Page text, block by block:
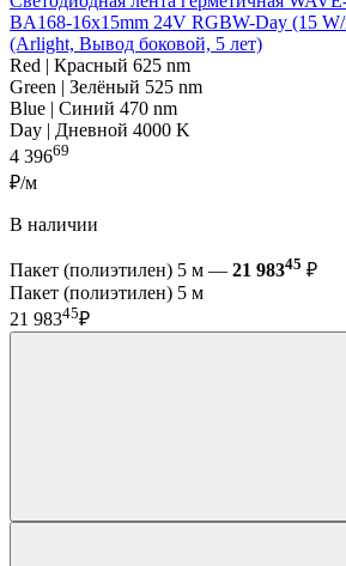
BA168-16x15mm 24V RGBW-Day (15
(Arlight, Вывод боковой, 5 лет)
Red | Красный 625 nm
Green | Зелёный 525 nm
Blue | Синий 470 nm
Day | Дневной 4000 K
4 39669
₽/м
В наличии
Пакет (полиэтилен) 5 м — 21 98345 ₽
Пакет (полиэтилен) 5 м
21 98345₽